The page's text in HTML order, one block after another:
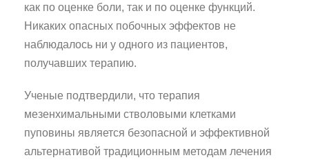
как по оценке боли, так и по оценке функций.
Никаких опасных побочных эффектов не
наблюдалось ни у одного из пациентов,
получавших терапию.
Ученые подтвердили, что терапия
мезенхимальными стволовыми клетками
пуповины является безопасной и эффективной
альтернативой традиционным методам лечения